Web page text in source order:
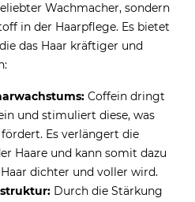
Wachmacher, sondern
in der Haarpflege. Es bietet
das Haar kräftiger und
Coffein dringt
und stimuliert diese, was
Es verlängert die
Haare und kann somit dazu
dichter und voller wird.
Durch die Stärkung